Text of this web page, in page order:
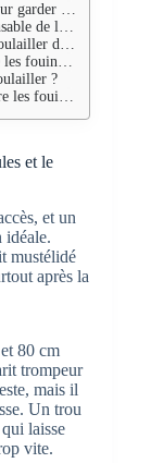
en sécurité
poule ?
fouines ?
fouines ?
?
fouines ?
et le
et un
idéale.
mustélidé
après la
80 cm
trompeur
mais il
Un trou
laisse
vite.